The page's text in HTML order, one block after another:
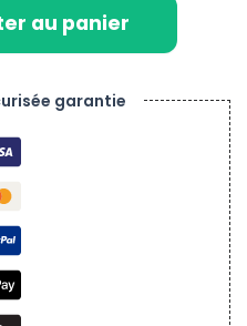
au panier
garantie